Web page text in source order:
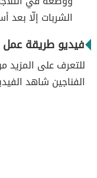
الشربات إلّا بعد
فيديو طريقة
للتعرف على
الفناجين شاهد